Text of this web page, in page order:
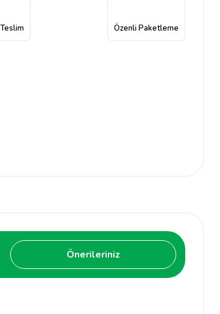
Özenli Paketleme
Önerileriniz